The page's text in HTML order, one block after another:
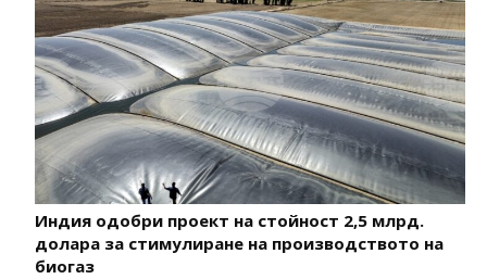
Индия одобри проект на стойност 2,5 млрд.
долара за стимулиране на производството на
биогаз